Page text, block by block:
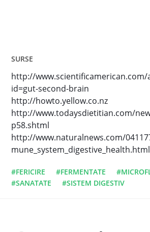
SURSE
http://www.scientificamerican.com/
id=gut-second-brain
http://howto.yellow.co.nz
http://www.todaysdietitian.com/
p58.shtml
http://www.naturalnews.com/
#FERICIRE #FERMENTATE
#SANATATE
#SISTEM DIGESTIV